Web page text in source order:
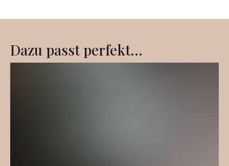
Dazu passt perfekt...